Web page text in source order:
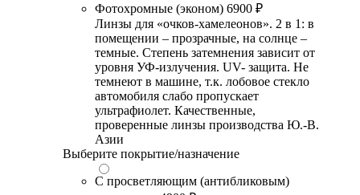
Фотохромные (эконом) 6900 ₽
Линзы для «очков-хамелеонов». 2 в 1: в
помещении – прозрачные, на солнце –
темные. Степень затемнения зависит от
уровня УФ-излучения. UV- защита. Не
темнеют в машине, т.к. лобовое стекло
автомобиля слабо пропускает
ультрафиолет. Качественные,
проверенные линзы производства Ю.-В.
Азии
Выберите покрытие/назначение
С просветляющим (антибликовым)